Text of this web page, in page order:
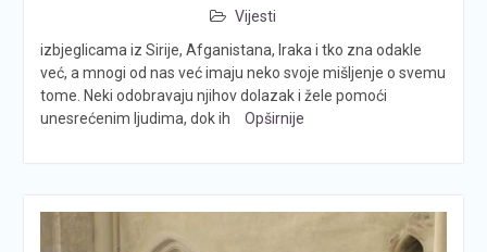
Vijesti
izbjeglicama iz Sirije, Afganistana, Iraka i tko zna odakle
već, a mnogi od nas već imaju neko svoje mišljenje o svemu
tome. Neki odobravaju njihov dolazak i žele pomoći
unesrećenim ljudima, dok ih
Opširnije